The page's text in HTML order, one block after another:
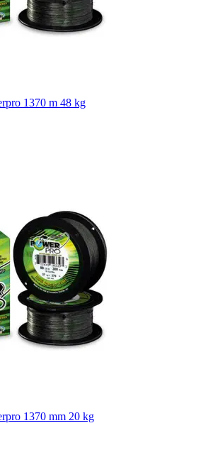
1370 m 48 kg
1370 mm 20 kg